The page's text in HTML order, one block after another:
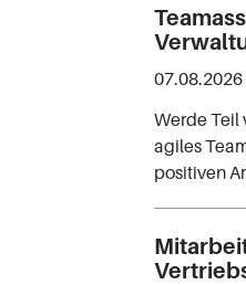
Werde Teil
agiles
positiven